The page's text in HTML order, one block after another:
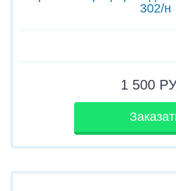
302/н
1 500